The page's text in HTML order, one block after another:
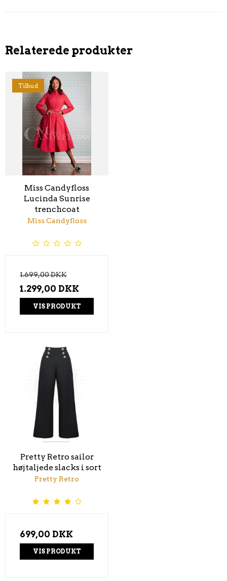
Relaterede produkter
Tilbud
Miss Candyfloss
Lucinda Sunrise
trenchcoat
Miss Candyfloss
1.699,00 DKK
1.299,00 DKK
VIS PRODUKT
Pretty Retro sailor
højtaljede slacks i sort
Pretty Retro
699,00 DKK
VIS PRODUKT